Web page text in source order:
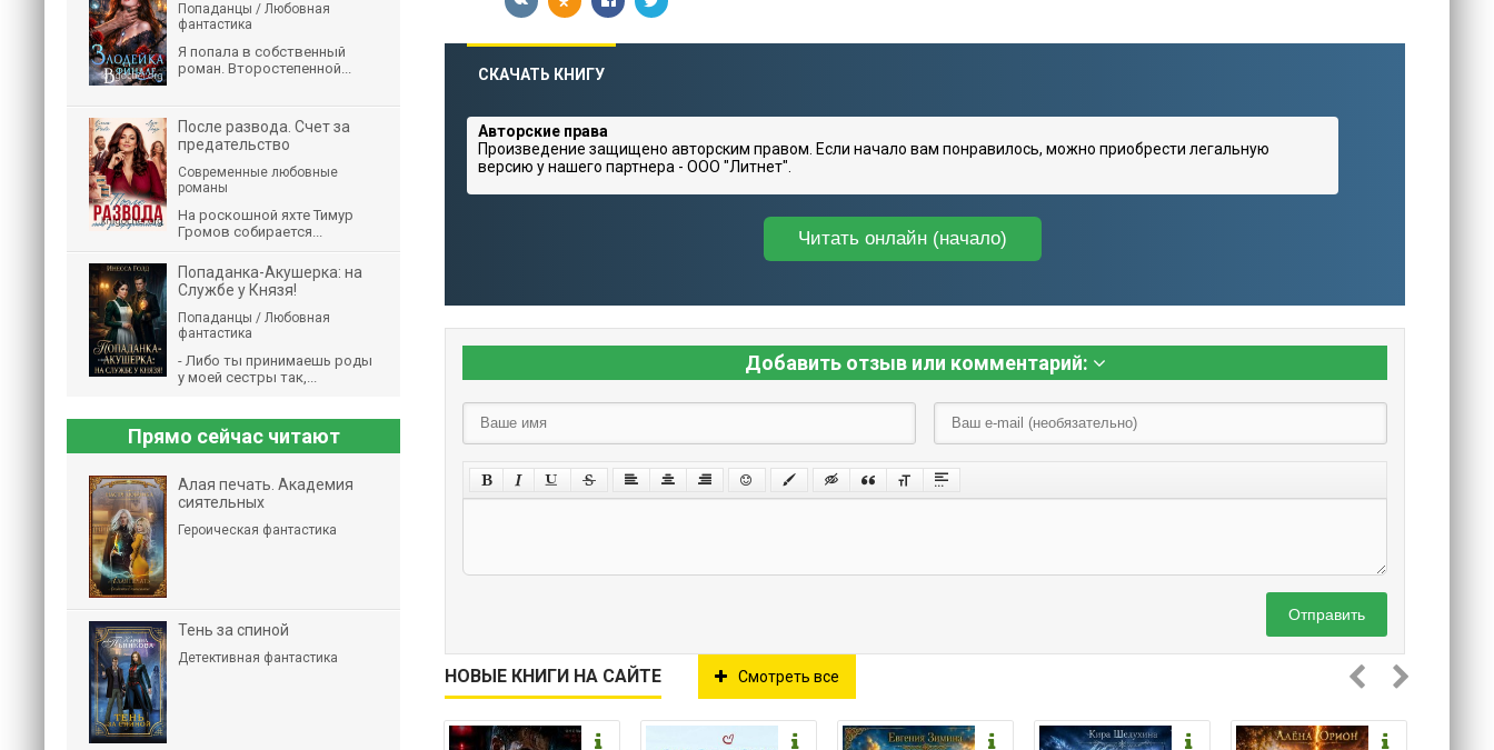
СКАЧАТЬ КНИГУ
Авторские права
Произведение защищено авторским правом. Если начало вам понравилось, можно приобрести легальную
версию у нашего партнера - ООО "Литнет".
Читать онлайн (начало)
Добавить отзыв или комментарий:
Отправить
НОВЫЕ КНИГИ НА САЙТЕ Смотреть все
Попаданцы / Любовная
фантастика
Я попала в собственный
роман. Второстепенной...
После развода. Счет за
предательство
Современные любовные
романы
На роскошной яхте Тимур
Громов собирается...
Попаданка-Акушерка: на
Службе у Князя!
Попаданцы / Любовная
фантастика
- Либо ты принимаешь роды
у моей сестры так,...
Прямо сейчас читают
Алая печать. Академия
сиятельных
Героическая фантастика
Тень за спиной
Детективная фантастика